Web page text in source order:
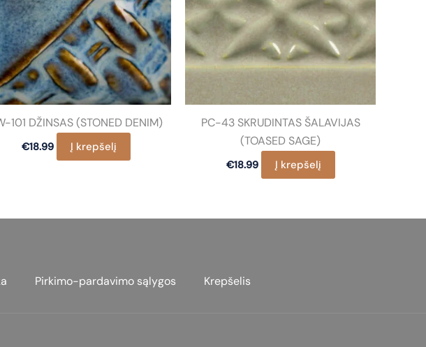
101 DŽINSAS (STONED DENIM)
€18.99 Į krepšelį
PC-43 SKRUDINTAS ŠALAVIJAS
(TOASED SAGE)
€18.99 Į krepšelį
Pirkimo-pardavimo sąlygos Krepšelis